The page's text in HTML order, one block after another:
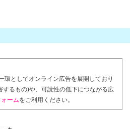
環としてオンライン広告を展開しており
するもの)や、可読性の低下につながる広
ォームをご利用ください。